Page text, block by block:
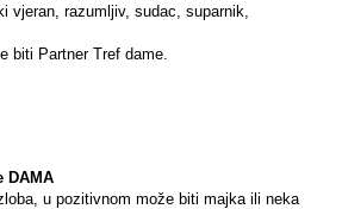
vjeran, razumljiv, sudac, suparnik,
biti Partner Tref dame.
DAMA
u pozitivnom može biti majka ili neka